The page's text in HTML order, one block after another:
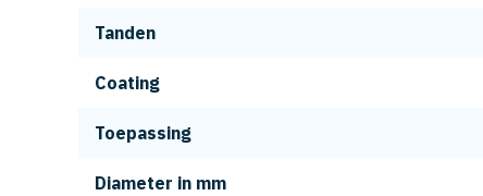
Tanden
Coating
Toepassing
Diameter in mm